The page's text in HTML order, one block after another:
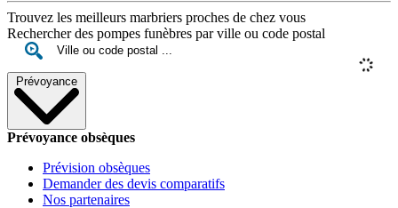
Trouvez les meilleurs marbriers proches de chez vous
Rechercher des pompes funèbres par ville ou code postal
Prévoyance
Prévoyance obsèques
Prévision obsèques
Demander des devis comparatifs
Nos partenaires